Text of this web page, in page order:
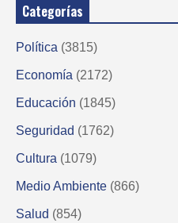
Categorías
Política (3815)
Economía (2172)
Educación (1845)
Seguridad (1762)
Cultura (1079)
Medio Ambiente (866)
Salud (854)